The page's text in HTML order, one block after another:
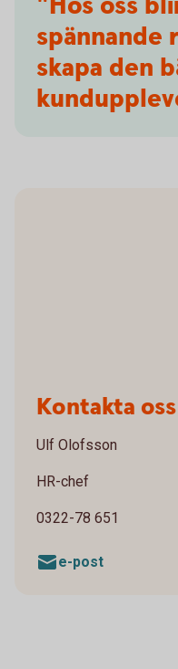
spännande
skapa den
Kontakta oss
Ulf Olofsson
HR-chef
0322-78 651
e-post